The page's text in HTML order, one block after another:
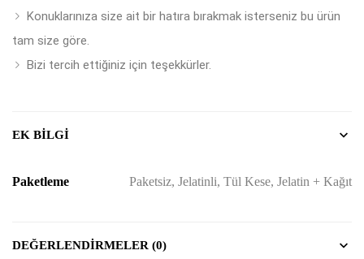
Konuklarınıza size ait bir hatıra bırakmak isterseniz bu ürün
tam size göre.
Bizi tercih ettiğiniz için teşekkürler.
EK BILGI
Paketleme Paketsiz, Jelatinli, Tül Kese, Jelatin + Kağıt
DEĞERLENDIRMELER (0)